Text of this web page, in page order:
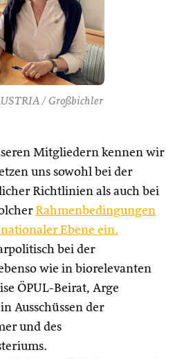
/ Großbichler
Mitgliedern kennen wir
uns sowohl bei der
Richtlinien als auch bei
Rahmenbedingungen
Ebene ein.
bei der
wie in biorelevanten
ÖPUL-Beirat, Arge
Ausschüssen der
und des